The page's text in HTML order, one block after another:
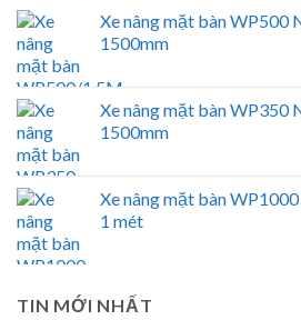
Xe nâng mặt bàn WP500
1500mm
Xe nâng mặt bàn WP350
1500mm
Xe nâng mặt bàn
1 mét
TIN MỚI NHẤT